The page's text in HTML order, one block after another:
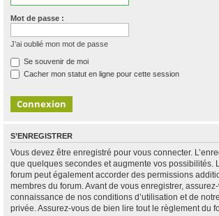
Mot de passe :
J’ai oublié mon mot de passe
Se souvenir de moi
Cacher mon statut en ligne pour cette session
S’ENREGISTRER
Vous devez être enregistré pour vous connecter.
que quelques secondes et augmente vos possibilités.
forum peut également accorder des permissions
membres du forum. Avant de vous enregistrer,
connaissance de nos conditions d’utilisation et de
privée. Assurez-vous de bien lire tout le règlement du